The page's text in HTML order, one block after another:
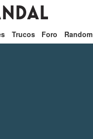
Trucos Foro Random